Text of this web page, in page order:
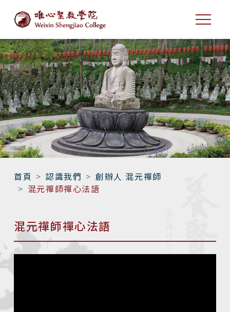
首頁 認識我們
創辦人 混元禪師
混元禪師禪心法語
混元禪師禪心法語